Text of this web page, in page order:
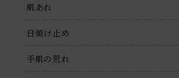
肌あれ
日焼け止め
手肌の荒れ